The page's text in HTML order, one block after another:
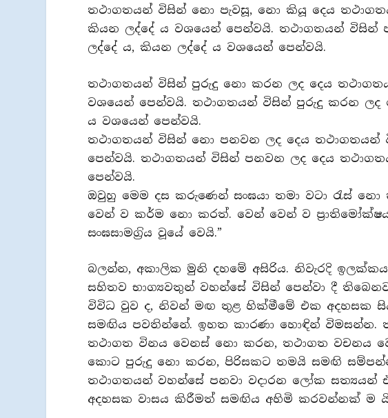
තථාගතයන් විසින් නො පැවසූ, නො කියූ දෙය
කියන ලද්දේ ය වශයෙන් පෙන්වයි. තථාගතයන් විසින්
ලද්දේ ය, කියන ලද්දේ ය වශයෙන් පෙන්වයි.
තථාගතයන් විසින් පුරුදු නො කරන ලද දෙය
වශයෙන් පෙන්වයි. තථාගතයන් විසින් පුරුදු කරන ලද
ය වශයෙන් පෙන්වයි.
තථාගතයන් විසින් නො පනවන ලද දෙය
පෙන්වයි. තථාගතයන් විසින් පනවන ලද දෙය
පෙන්වයි.
ඔවුහු මෙම දස කරුණෙන් සංඝයා තමා වටා රැස්
වෙන් ව කර්ම නො කරත්. වෙන් වෙන් ව
සංඝසාමග‍්‍රිය වූයේ වෙයි.”
බලන්න, අකාලික මුනි දහමේ අසිරිය. නිවැරදි
සහිතව භාග්‍යවතුන් වහන්සේ විසින් පෙන්වා දී
විවිධ වුව ද, නිවන් මඟ තුළ හික්මීමේ එක අදහසක
සමඟිය පවතින්නේ. ඉහත කාරණා හොඳින් විමසන්න.
තථාගත විනය වෙනස් නො කරන, තථාගත වචනය
කොට පුරුදු නො කරන, පිරිසකට තමයි සමඟි
තථාගතයන් වහන්සේ පනවා වදාරන ලෝක සත්‍යයන්
අදහසක වාසය කිරීමත් සමඟිය අහිමි කරවන්නක් ම